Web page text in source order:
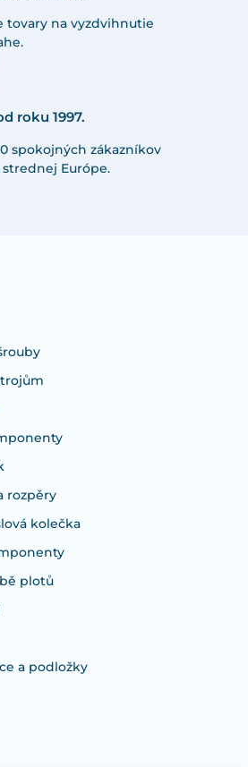
tovary na vyzdvihnutie
roku 1997.
spokojných zákazníkov
Európe.
rozpěry
kolečka
plotů
a podložky